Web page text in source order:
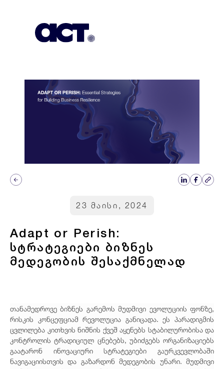
23 მაისი, 2024
Adapt or Perish:
სტრატეგიები ბიზნეს
მედეგობის შესაქმნელად
თანამედროვე ბიზნეს გარემოს მუდმივი ევოლუციის ფონზე,
რისკის კონცეფციამ რევოლუცია განიცადა. ეს პარადიგმის
ცვლილება კითხვის ნიშნის ქვეშ აყენებს სტაბილურობისა და
კონტროლის ტრადიციულ ცნებებს, უბიძგებს ორგანიზაციებს
გაატარონ ინოვაციური სტრატეგიები გაურკვევლობაში
ნავიგაციისთვის და გაზარდონ მედეგობის უნარი. მუდმივი